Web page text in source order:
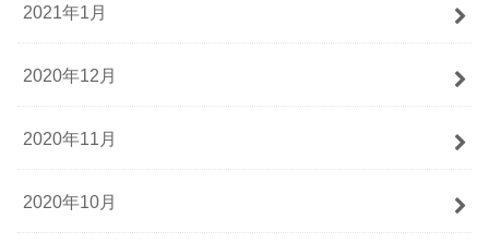
2021年1月
2020年12月
2020年11月
2020年10月